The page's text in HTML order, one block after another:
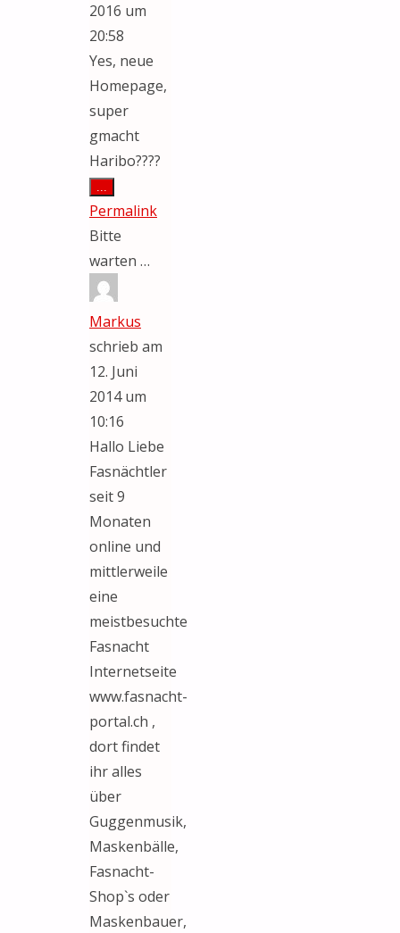
2016 um
20:58
Yes, neue
Homepage,
super
gmacht
Haribo????
...
Metabox
ein-/ausblenden.
Permalink
Bitte
warten …
Markus
schrieb am
12. Juni
2014 um
10:16
Hallo Liebe
Fasnächtler
seit 9
Monaten
online und
mittlerweile
eine
meistbesuchte
Fasnacht
Internetseite
www.fasnacht-
portal.ch ,
dort findet
ihr alles
über
Guggenmusik,
Maskenbälle,
Fasnacht-
Shop`s oder
Maskenbauer,